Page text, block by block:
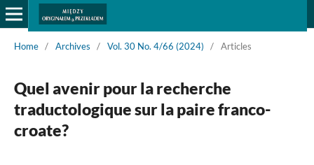
Home / Archives / Vol. 30 No. 4/66 (2024) / Articles
Quel avenir pour la recherche
traductologique sur la paire franco-
croate?